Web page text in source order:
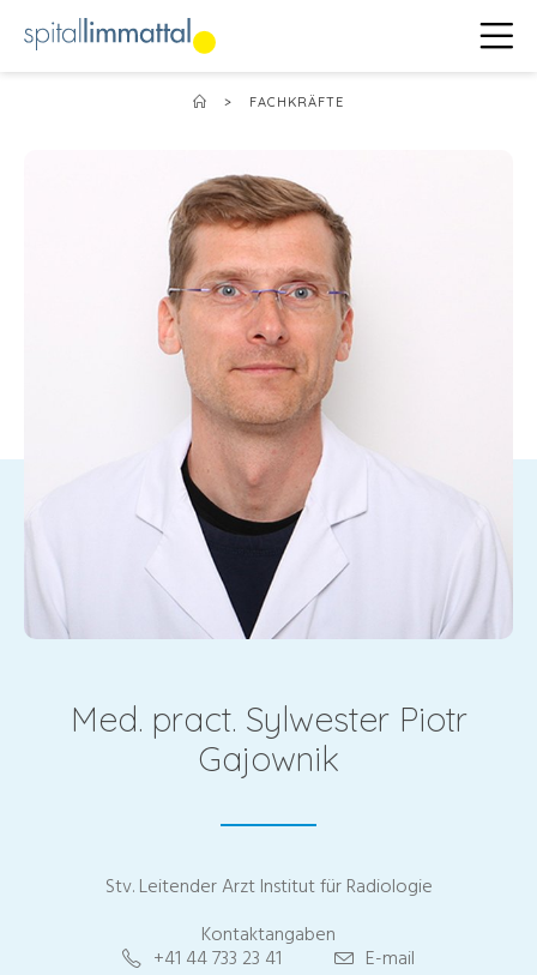
> FACHKRÄFTE
Med. pract. Sylwester Piotr
Gajownik
Stv. Leitender Arzt Institut für Radiologie
Kontaktangaben
+41 44 733 23 41 E-mail